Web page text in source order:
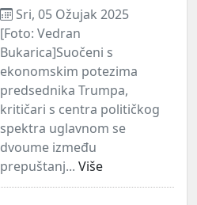
Sri, 05 Ožujak 2025
[Foto: Vedran
Bukarica]Suočeni s
ekonomskim potezima
predsednika Trumpa,
kritičari s centra političkog
spektra uglavnom se
dvoume između
prepuštanj... Više